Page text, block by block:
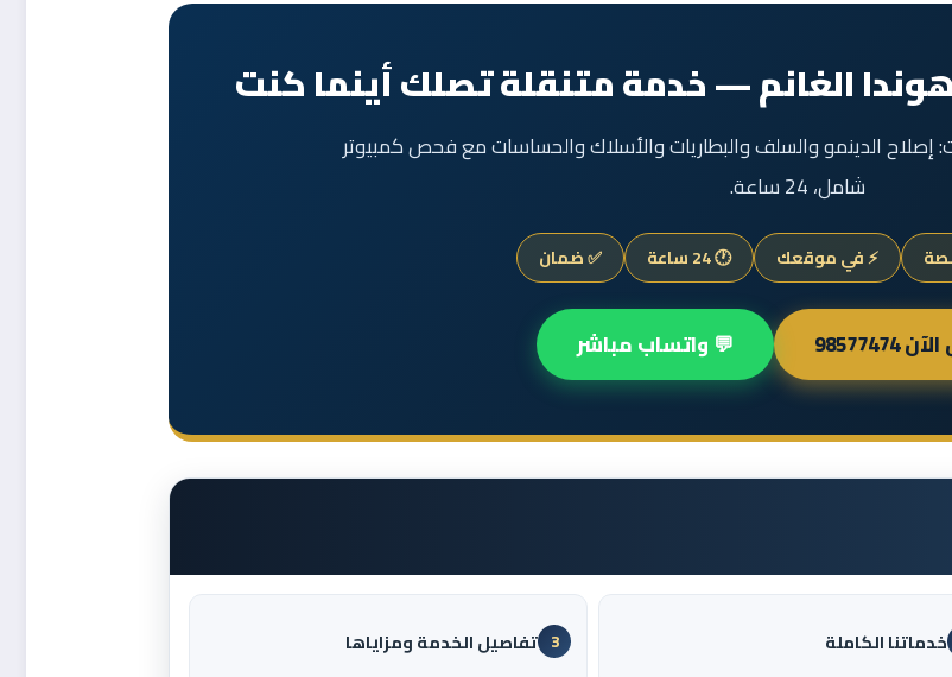
الغانم — خدمة متنقلة تصلك أينما كنت
إصلاح الدينمو والسلف والبطاريات والأسلاك والحساسات مع فحص كمبيوتر
شامل، 24 ساعة.
⚡ في موقعك 🕐 24 ساعة ✅ ضمان
💬 واتساب مباشر
خدماتنا الكاملة 3 تفاصيل الخدمة ومزاياها